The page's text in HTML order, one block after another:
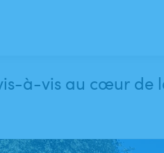
à-vis au cœur de